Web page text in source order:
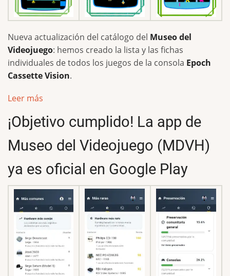
Nueva actualización del catálogo del Museo del
Videojuego: hemos creado la lista y las fichas
individuales de todos los juegos de la consola Epoch
Cassette Vision.
Leer más
¡Objetivo cumplido! La app de
Museo del Videojuego (MDVH)
ya es oficial en Google Play